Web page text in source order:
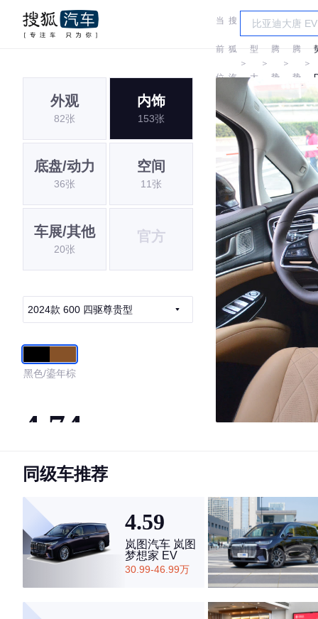
当
前
位
置:
搜
狐
汽
＞
车
型
大
全
＞
腾
势
＞
腾
势
＞
外观
82张
内饰
153张
底盘/动力
36张
空间
11张
车展/其他
20张
官方
2024款 600 四驱尊贵型
黑色/鎏年棕
4.74
·外观表现一般，低于55%同级车
·内饰表现较为优秀，优于71%同级车
·空间表现较为优秀，优于62%同级车
同级车推荐
4.59
岚图汽车 岚图
梦想家 EV
30.99-46.99万